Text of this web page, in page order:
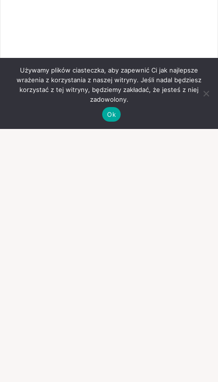
Używamy plików ciasteczka, aby zapewnić Ci jak najlepsze
wrażenia z korzystania z naszej witryny. Jeśli nadal będziesz
korzystać z tej witryny, będziemy zakładać, że jesteś z niej
zadowolony.
Ok